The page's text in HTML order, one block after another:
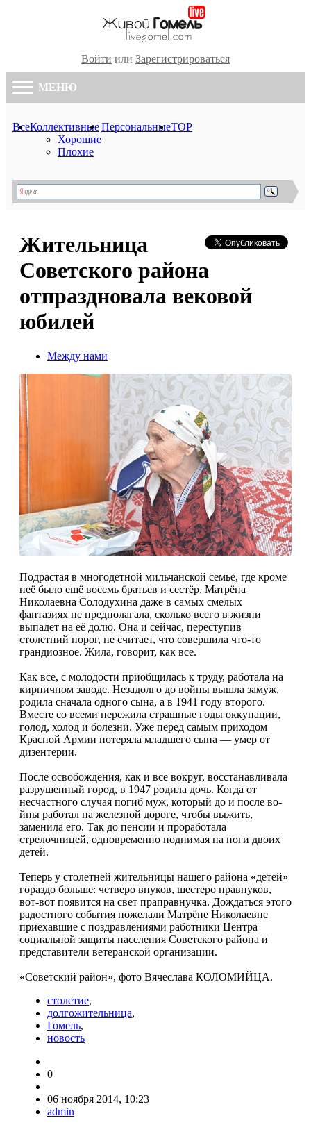
Войти или Зарегистрироваться
МЕНЮ
ВсеКоллективные
Хорошие
Плохие
ПерсональныеTOP
Жительница
Советского района
отпраздновала вековой
юбилей
Между нами
Подрастая в многодетной мильчанской семье, где кроме
неё было ещё восемь братьев и сестёр, Матрёна
Николаевна Солодухина даже в самых смелых
фантазиях не предполагала, сколько всего в жизни
выпадет на её долю. Она и сейчас, переступив
столетний порог, не считает, что совершила что-то
грандиозное. Жила, говорит, как все.
Как все, с молодости приобщилась к труду, работала на
кирпичном заводе. Незадолго до войны вышла замуж,
родила сначала одного сына, а в 1941 году второго.
Вместе со всеми пережила страшные годы оккупации,
голод, холод и болезни. Уже перед самым приходом
Красной Армии потеряла младшего сына — умер от
дизентерии.
После освобождения, как и все вокруг, восстанавливала
разрушенный город, в 1947 родила дочь. Когда от
несчастного случая погиб муж, который до и после во­
йны работал на железной дороге, чтобы выжить,
заменила его. Так до пенсии и проработала
стрелочницей, одновременно поднимая на ноги двоих
детей.
Теперь у столетней жительницы нашего района «детей»
гораздо больше: четверо внуков, шестеро правнуков,
вот-вот появится на свет праправнучка. Дождаться этого
радостного события пожелали Матрёне Николаевне
приехавшие с поздравлениями работники Центра
социальной защиты населения Советского района и
представители ветеранской организации.
«Советский район», фото Вячеслава КОЛОМИЙЦА.
столетие,
долгожительница,
Гомель,
новость
0
06 ноября 2014, 10:23
admin